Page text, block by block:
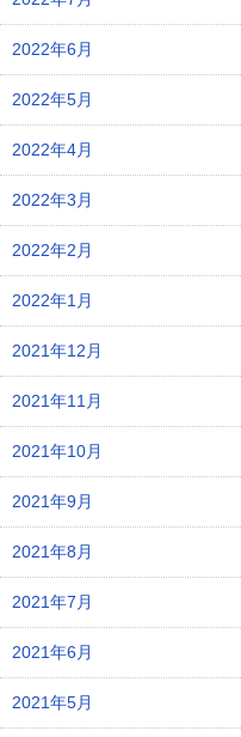
2022年6月
2022年5月
2022年4月
2022年3月
2022年2月
2022年1月
2021年12月
2021年11月
2021年10月
2021年9月
2021年8月
2021年7月
2021年6月
2021年5月